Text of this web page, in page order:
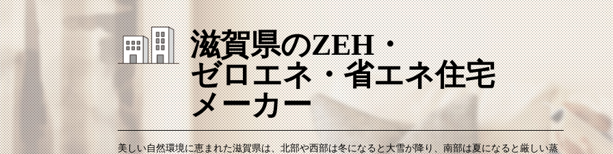
滋賀県のZEH・
ゼロエネ・省エネ住宅
メーカー
美しい自然環境に恵まれた滋賀県は、北部や西部は冬になると大雪が降り、南部は夏になると厳しい蒸